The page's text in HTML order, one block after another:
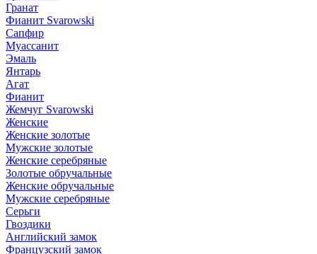
Гранат
Фианит Svarowski
Сапфир
Муассанит
Эмаль
Янтарь
Агат
Фианит
Жемчуг Svarowski
Женские
Женские золотые
Мужские золотые
Женские серебряные
Золотые обручальные
Женские обручальные
Мужские серебряные
Серьги
Гвоздики
Английский замок
Французский замок